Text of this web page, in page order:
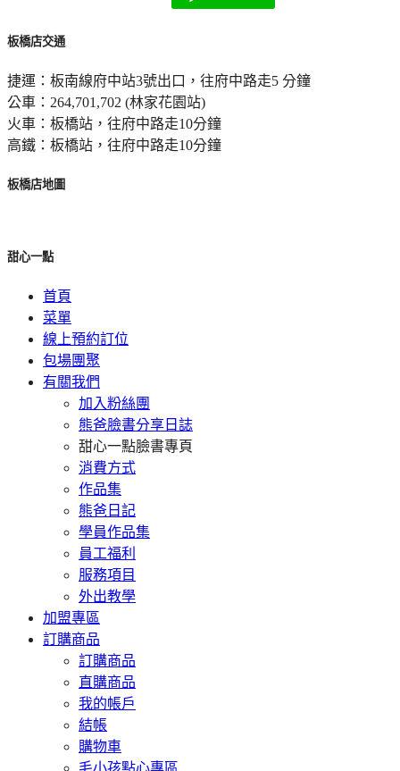
板橋店交通
捷運：板南線府中站3號出口，往府中路走5 分鐘
公車：264,701,702 (林家花園站)
火車：板橋站，往府中路走10分鐘
高鐵：板橋站，往府中路走10分鐘
板橋店地圖
甜心一點
首頁
菜單
線上預約訂位
包場團聚
有關我們
加入粉絲團
熊爸臉書分享日誌
甜心一點臉書專頁
消費方式
作品集
熊爸日記
學員作品集
員工福利
服務項目
外出教學
加盟專區
訂購商品
訂購商品
直購商品
我的帳戶
結帳
購物車